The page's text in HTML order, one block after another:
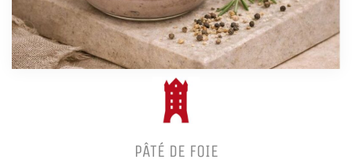
PÂTÉ DE FOIE